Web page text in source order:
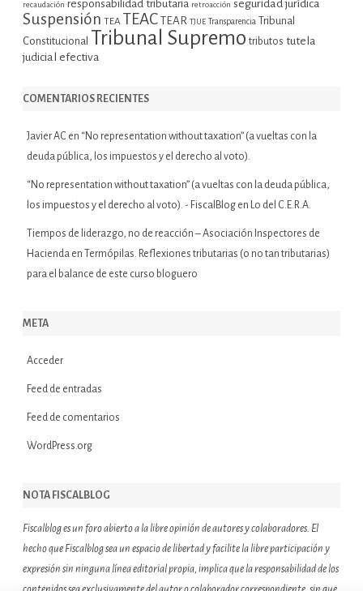
recaudación responsabilidad tributaria retroacción seguridad jurídica
Suspensión TEA TEAC TEAR TJUE Transparencia Tribunal
Constitucional Tribunal Supremo tributos tutela
judicial efectiva
COMENTARIOS RECIENTES
Javier AC en “No representation without taxation” (a vueltas con la
deuda pública, los impuestos y el derecho al voto).
“No representation without taxation” (a vueltas con la deuda pública,
los impuestos y el derecho al voto). - FiscalBlog en Lo del C.E.R.A.
Tiempos de liderazgo, no de reacción – Asociación Inspectores de
Hacienda en
Termópilas. Reflexiones tributarias (o no tan tributarias)
para el balance de este curso bloguero
META
Acceder
Feed de entradas
Feed de comentarios
WordPress.org
NOTA FISCALBLOG
Fiscalblog es un foro abierto a la libre opinión de autores y colaboradores. El
hecho que Fiscalblog sea un espacio de libertad y facilite la libre participación y
expresión sin ninguna línea editorial propia, implica que la responsabilidad de los